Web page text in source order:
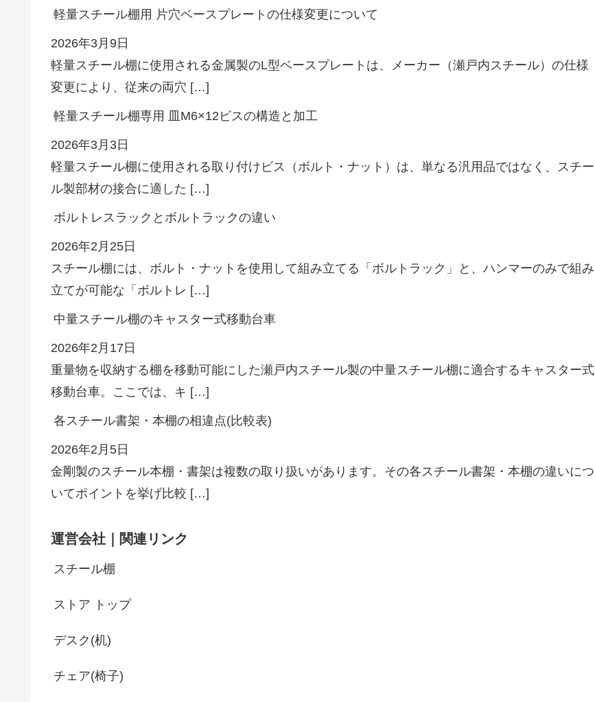
軽量スチール棚用 片穴ベースプレートの仕様変更について
2026年3月9日
軽量スチール棚に使用される金属製のL型ベースプレートは、メーカー（瀬戸内スチール）の仕様
変更により、従来の両穴 […]
軽量スチール棚専用 皿M6×12ビスの構造と加工
2026年3月3日
軽量スチール棚に使用される取り付けビス（ボルト・ナット）は、単なる汎用品ではなく、スチー
ル製部材の接合に適した […]
ボルトレスラックとボルトラックの違い
2026年2月25日
スチール棚には、ボルト・ナットを使用して組み立てる「ボルトラック」と、ハンマーのみで組み
立てが可能な「ボルトレ […]
中量スチール棚のキャスター式移動台車
2026年2月17日
重量物を収納する棚を移動可能にした瀬戸内スチール製の中量スチール棚に適合するキャスター式
移動台車。ここでは、キ […]
各スチール書架・本棚の相違点(比較表)
2026年2月5日
金剛製のスチール本棚・書架は複数の取り扱いがあります。その各スチール書架・本棚の違いにつ
いてポイントを挙げ比較 […]
運営会社｜関連リンク
スチール棚
ストア トップ
デスク(机)
チェア(椅子)